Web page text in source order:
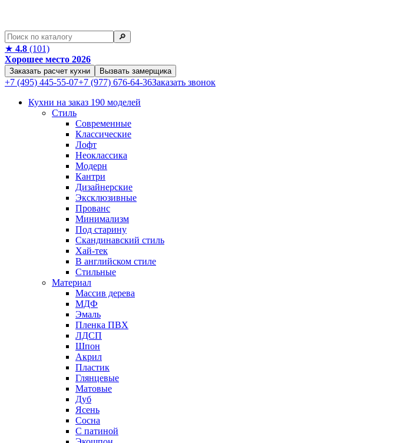
🔎︎
★ 4.8 (101)
Хорошее место 2026
Заказать расчет кухни Вызвать замерщика
+7 (495) 445-55-07+7 (977) 676-64-36Заказать звонок
Кухни на заказ 190 моделей
Стиль
Современные
Классические
Лофт
Неоклассика
Модерн
Кантри
Дизайнерские
Эксклюзивные
Прованс
Минимализм
Под старину
Скандинавский стиль
Хай-тек
В английском стиле
Стильные
Материал
Массив дерева
МДФ
Эмаль
Пленка ПВХ
ЛДСП
Шпон
Акрил
Пластик
Глянцевые
Матовые
Дуб
Ясень
Сосна
С патиной